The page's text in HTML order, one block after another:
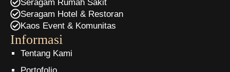
Seragam Rumah Sakit
Seragam Hotel & Restoran
Kaos Event & Komunitas
Informasi
Tentang Kami